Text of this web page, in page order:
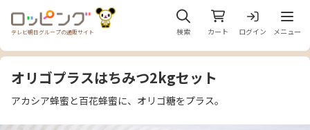
テレビ朝日グループの通販サイト 検索 カート ログイン
メニ
メニュー
オリゴプラスはちみつ2kgセット
アカシア蜂蜜と百花蜂蜜に、オリゴ糖をプラス。